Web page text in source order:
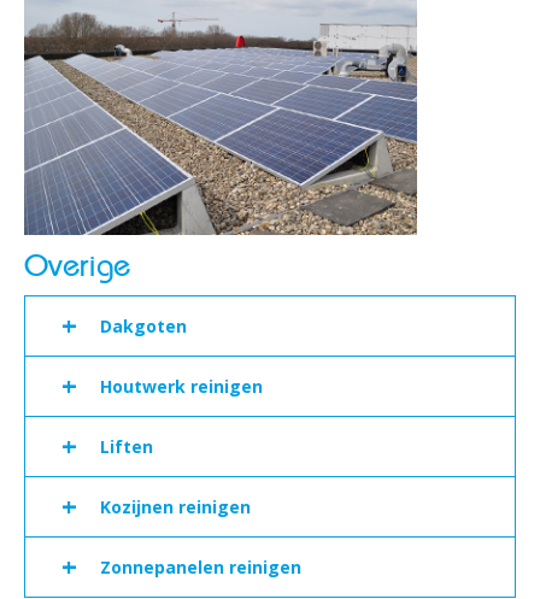
Overige
+ Dakgoten
+ Houtwerk reinigen
+ Liften
+ Kozijnen reinigen
+ Zonnepanelen reinigen